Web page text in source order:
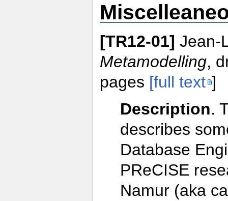
[TR12-01] Jean-
Metamodelling,
pages [full text ]
Description.
describes
Database
PReCISE
Namur (aka